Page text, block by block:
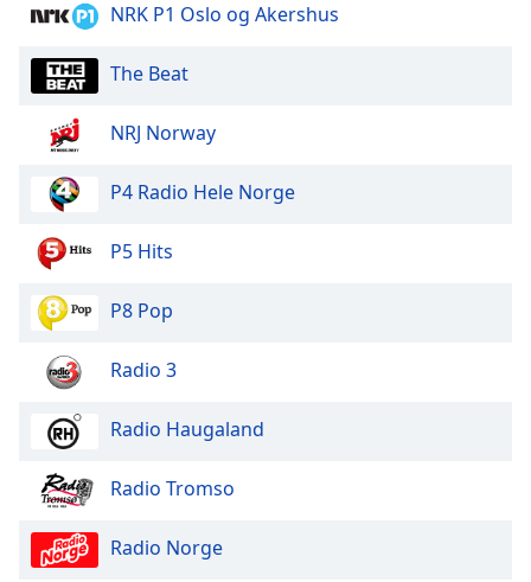
NRK P1 Oslo og Akershus
The Beat
NRJ Norway
P4 Radio Hele Norge
P5 Hits
P8 Pop
Radio 3
Radio Haugaland
Radio Tromso
Radio Norge